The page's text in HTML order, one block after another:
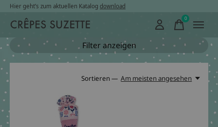
Hier geht’s zum aktuellen Katalog download
0items
Filter anzeigen
Sortieren — Am meisten angesehen